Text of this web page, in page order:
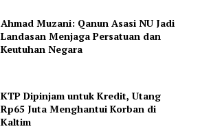
Ahmad Muzani: Qanun Asasi NU Jadi
Landasan Menjaga Persatuan dan
Keutuhan Negara
KTP Dipinjam untuk Kredit, Utang
Rp65 Juta Menghantui Korban di
Kaltim